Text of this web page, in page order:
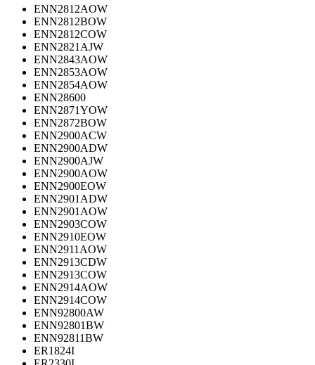
ENN2812AOW
ENN2812BOW
ENN2812COW
ENN2821AJW
ENN2843AOW
ENN2853AOW
ENN2854AOW
ENN28600
ENN2871YOW
ENN2872BOW
ENN2900ACW
ENN2900ADW
ENN2900AJW
ENN2900AOW
ENN2900EOW
ENN2901ADW
ENN2901AOW
ENN2903COW
ENN2910EOW
ENN2911AOW
ENN2913CDW
ENN2913COW
ENN2914AOW
ENN2914COW
ENN92800AW
ENN92801BW
ENN92811BW
ER1824I